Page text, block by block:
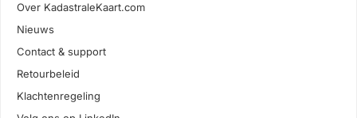
Over KadastraleKaart.com
Nieuws
Contact & support
Retourbeleid
Klachtenregeling